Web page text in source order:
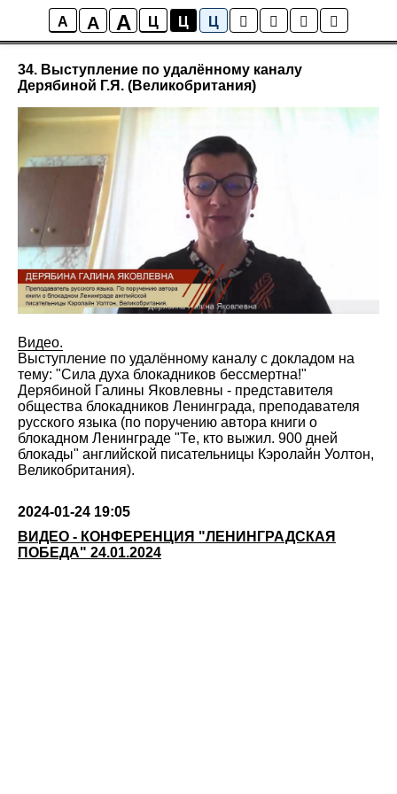
A A A Ц Ц Ц
Мультимедиа
34. Выступление по удалённому каналу
Дерябиной Г.Я. (Великобритания)
Видео.
Выступление по удалённому каналу с докладом на
тему: "Сила духа блокадников бессмертна!"
Дерябиной Галины Яковлевны - представителя
общества блокадников Ленинграда, преподавателя
русского языка (по поручению автора книги о
блокадном Ленинграде "Те, кто выжил. 900 дней
блокады" английской писательницы Кэролайн Уолтон,
Великобритания).
2024-01-24 19:05
ВИДЕО - КОНФЕРЕНЦИЯ "ЛЕНИНГРАДСКАЯ
ПОБЕДА" 24.01.2024